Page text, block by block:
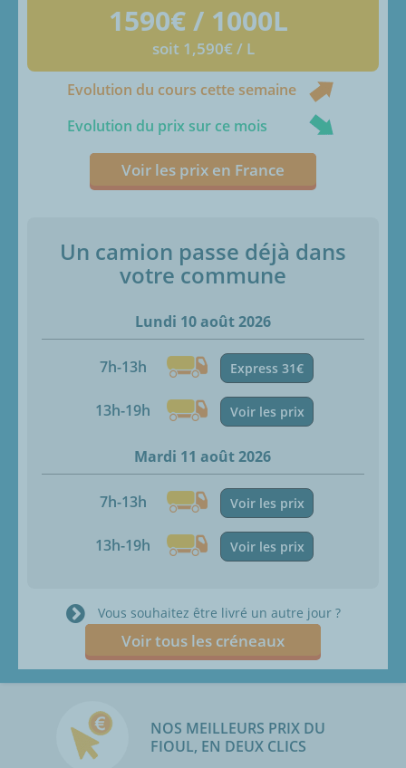
1590€ / 1000L
soit 1,590€ / L
Evolution du cours cette semaine
Evolution du prix sur ce mois
Voir les prix en France
Un camion passe déjà dans
votre commune
Lundi 10 août 2026
7h-13h Express 31€
13h-19h Voir les prix
Mardi 11 août 2026
7h-13h Voir les prix
13h-19h Voir les prix
Vous souhaitez être livré un autre jour ?
Voir tous les créneaux
NOS MEILLEURS PRIX DU
FIOUL, EN DEUX CLICS